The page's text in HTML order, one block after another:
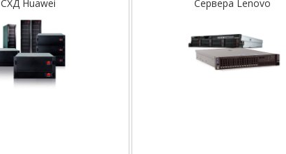
СХД Huawei Сервера Lenovo